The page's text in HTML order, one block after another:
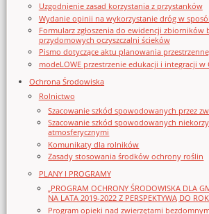
Uzgodnienie zasad korzystania z przystanków
Wydanie opinii na wykorzystanie dróg w
Formularz zgłoszenia do ewidencji zbiorników
przydomowych oczyszczalni ścieków
Pismo dotyczące aktu planowania
modeLOWE przestrzenie edukacji i integracji
Ochrona Środowiska
Rolnictwo
Szacowanie szkód spowodowanych przez
Szacowanie szkód spowodowanych
atmosferycznymi
Komunikaty dla rolników
Zasady stosowania środków ochrony roślin
PLANY I PROGRAMY
„PROGRAM OCHRONY ŚRODOWISKA DLA
NA LATA 2019-2022 Z PERSPEKTYWĄ DO
Program opieki nad zwierzętami